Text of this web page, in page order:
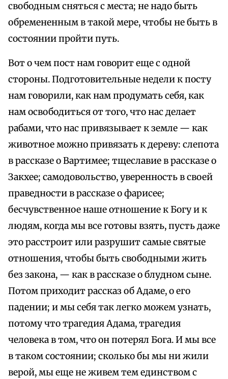
свободным сняться с места; не надо быть
обремененным в такой мере, чтобы не быть в
состоянии пройти путь.
Вот о чем пост нам говорит еще с одной
стороны. Подготовительные недели к посту
нам говорили, как нам продумать себя, как
нам освободиться от того, что нас делает
рабами, что нас привязывает к земле — как
животное можно привязать к дереву: слепота
в рассказе о Вартимее; тщеславие в рассказе о
Закхее; самодовольство, уверенность в своей
праведности в рассказе о фарисее;
бесчувственное наше отношение к Богу и к
людям, когда мы все готовы взять, пусть даже
это расстроит или разрушит самые святые
отношения, чтобы быть свободными жить
без закона, — как в рассказе о блудном сыне.
Потом приходит рассказ об Адаме, о его
падении; и мы себя так легко можем узнать,
потому что трагедия Адама, трагедия
человека в том, что он потерял Бога. И мы все
в таком состоянии; сколько бы мы ни жили
верой, мы еще не живем тем единством с